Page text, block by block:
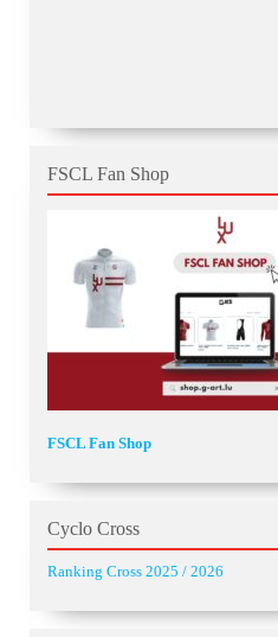
FSCL Fan Shop
FSCL Fan Shop
Cyclo Cross
Ranking Cross 2025 / 2026